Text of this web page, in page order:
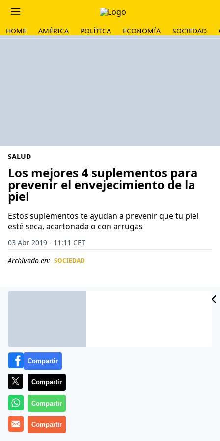
HOME AMÉRICA POLÍTICA ECONOMÍA SOCIEDAD
SALUD
Los mejores 4 suplementos para
prevenir el envejecimiento de la
piel
Estos suplementos te ayudan a prevenir que tu piel
esté seca, acartonada o con arrugas
03 Abr 2019 - 11:11 CET
Archivado en: SOCIEDAD
Hay quienes se fijan más en los productos de belleza
que en los suplementos y debería ser al revés.
Compartir
Compartir
Compartir
Compartir